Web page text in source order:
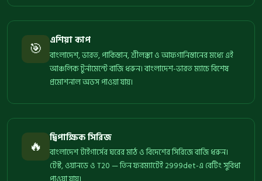
🎯 এশিয়া কাপ
বাংলাদেশ, ভারত, পাকিস্তান, শ্রীলঙ্কা ও আফগানিস্তানের মধ্যে এই
আঞ্চলিক টুর্নামেন্টে বাজি ধরুন। বাংলাদেশ-ভারত ম্যাচে বিশেষ
প্রমোশনাল অডস পাওয়া যায়।
🔥 দ্বিপাক্ষিক সিরিজ
বাংলাদেশ টাইগার্সের ঘরের মাঠ ও বিদেশের সিরিজে বাজি ধরুন।
টেস্ট, ওয়ানডে ও T20 — তিন ফরম্যাটেই 2999det-এ বেটিং সুবিধা